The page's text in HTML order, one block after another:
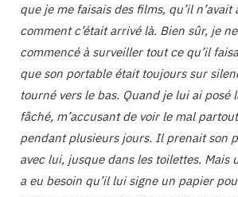
que je me faisais des films, qu’il
comment c’était arrivé là. Bien sûr, je
commencé à surveiller tout ce qu’il
que son portable était toujours sur
tourné vers le bas. Quand je lui ai posé
fâché, m’accusant de voir le mal
pendant plusieurs jours. Il prenait son
avec lui, jusque dans les toilettes. Mais
a eu besoin qu’il lui signe un papier